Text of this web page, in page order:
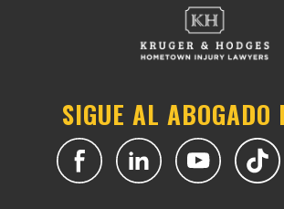
SIGUE AL ABOGADO